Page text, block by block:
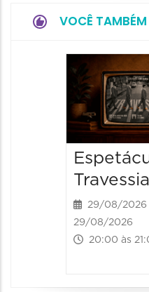
VOCÊ TAMBÉM
Travessia
29/08/2026
29/08/2026
20:00 às